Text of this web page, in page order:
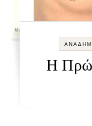
Η